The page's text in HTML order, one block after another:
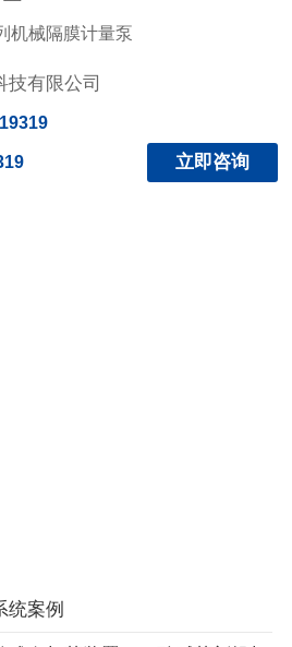
机械隔膜计量泵
技有限公司
立即咨询
统案例